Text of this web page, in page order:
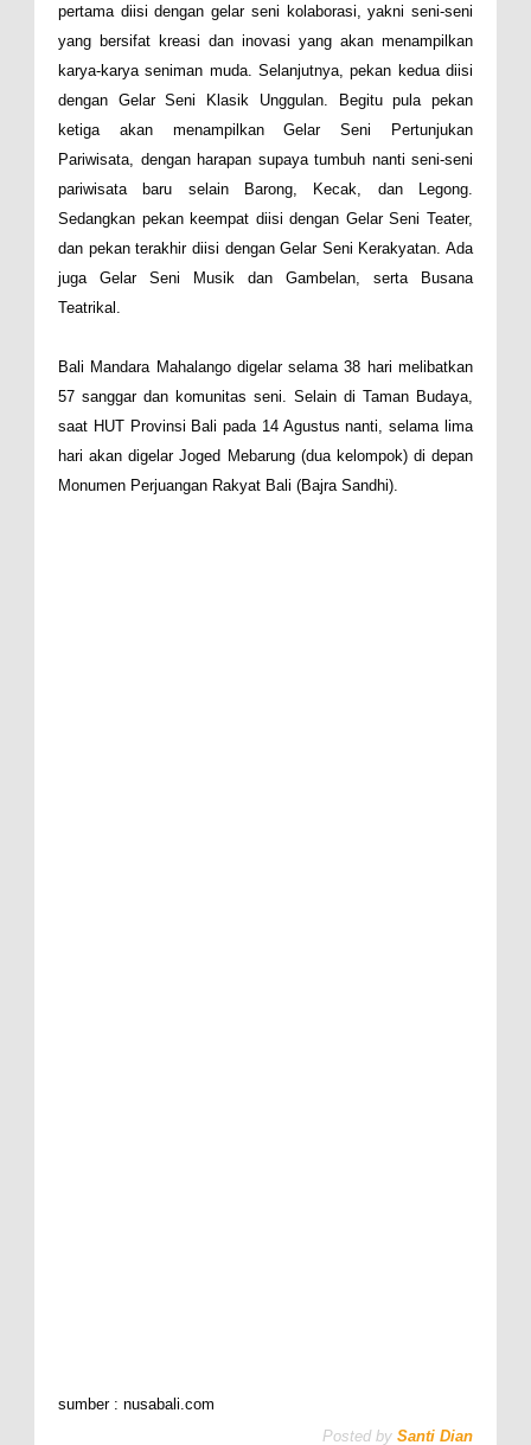
pertama diisi dengan gelar seni kolaborasi, yakni seni-seni
yang bersifat kreasi dan inovasi yang akan menampilkan
karya-karya seniman muda. Selanjutnya, pekan kedua diisi
dengan Gelar Seni Klasik Unggulan. Begitu pula pekan
ketiga akan menampilkan Gelar Seni Pertunjukan
Pariwisata, dengan harapan supaya tumbuh nanti seni-seni
pariwisata baru selain Barong, Kecak, dan Legong.
Sedangkan pekan keempat diisi dengan Gelar Seni Teater,
dan pekan terakhir diisi dengan Gelar Seni Kerakyatan. Ada
juga Gelar Seni Musik dan Gambelan, serta Busana
Teatrikal.
Bali Mandara Mahalango digelar selama 38 hari melibatkan
57 sanggar dan komunitas seni. Selain di Taman Budaya,
saat HUT Provinsi Bali pada 14 Agustus nanti, selama lima
hari akan digelar Joged Mebarung (dua kelompok) di depan
Monumen Perjuangan Rakyat Bali (Bajra Sandhi).
sumber : nusabali.com
Posted by Santi Dian